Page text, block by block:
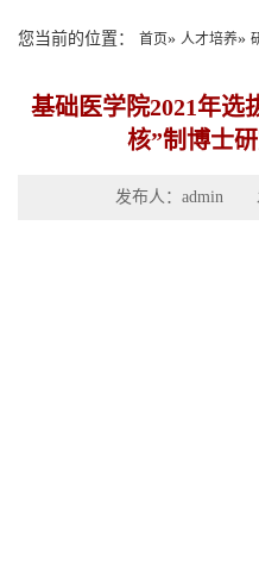
您当前的位置： 首页» 人才培养»
基础医学院2021年选
核”制博士
发布人：admin